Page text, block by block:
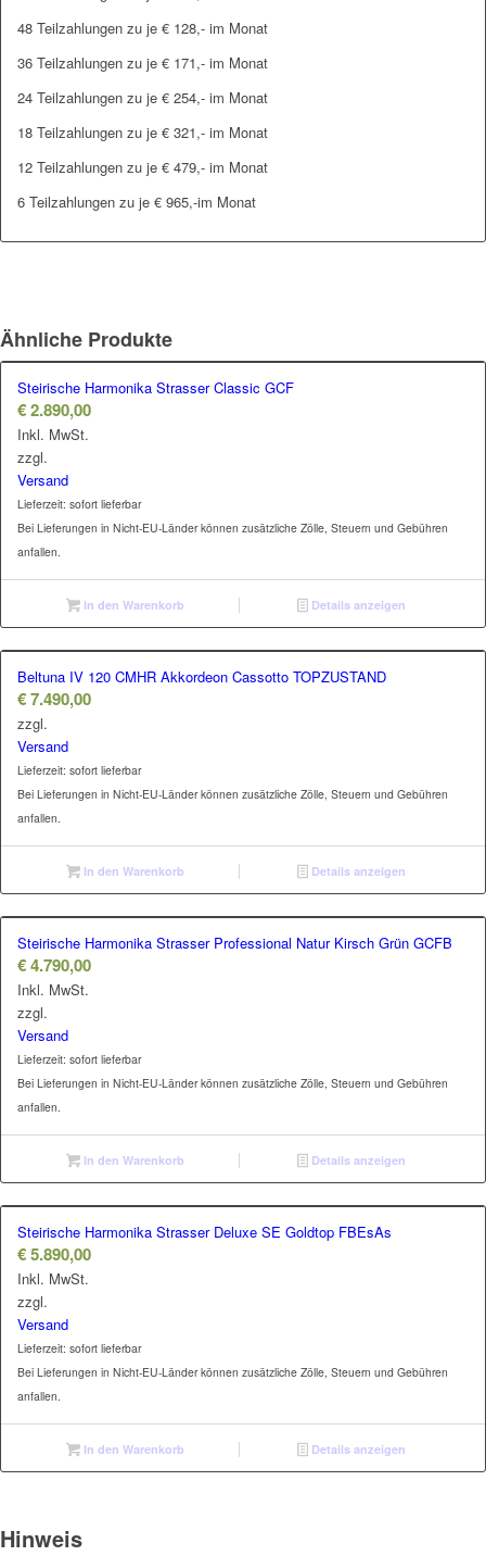
48 Teilzahlungen zu je € 128,- im Monat
36 Teilzahlungen zu je € 171,- im Monat
24 Teilzahlungen zu je € 254,- im Monat
18 Teilzahlungen zu je € 321,- im Monat
12 Teilzahlungen zu je € 479,- im Monat
6 Teilzahlungen zu je € 965,-im Monat
Ähnliche Produkte
Steirische Harmonika Strasser Classic GCF
€2.890,00
Inkl. MwSt.
zzgl.
Versand
Lieferzeit: sofort lieferbar
Bei Lieferungen in Nicht-EU-Länder können zusätzliche Zölle, Steuern und Gebühren
anfallen.
In den Warenkorb Details anzeigen
Beltuna IV 120 CMHR Akkordeon Cassotto TOPZUSTAND
€7.490,00
zzgl.
Versand
Lieferzeit: sofort lieferbar
Bei Lieferungen in Nicht-EU-Länder können zusätzliche Zölle, Steuern und Gebühren
anfallen.
In den Warenkorb Details anzeigen
Steirische Harmonika Strasser Professional Natur Kirsch Grün GCFB
€4.790,00
Inkl. MwSt.
zzgl.
Versand
Lieferzeit: sofort lieferbar
Bei Lieferungen in Nicht-EU-Länder können zusätzliche Zölle, Steuern und Gebühren
anfallen.
In den Warenkorb Details anzeigen
Steirische Harmonika Strasser Deluxe SE Goldtop FBEsAs
€5.890,00
Inkl. MwSt.
zzgl.
Versand
Lieferzeit: sofort lieferbar
Bei Lieferungen in Nicht-EU-Länder können zusätzliche Zölle, Steuern und Gebühren
anfallen.
In den Warenkorb Details anzeigen
Hinweis